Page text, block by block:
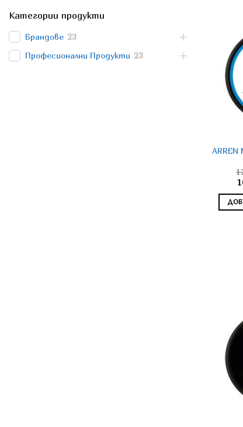
Категории продукти
Брандове 23
Професионални Продукти 23